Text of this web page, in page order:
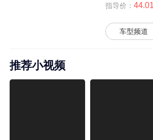
指导价：
车型频道
推荐小视频